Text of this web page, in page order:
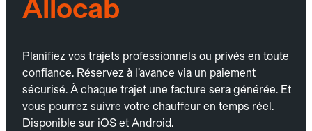
Allocab
Planifiez vos trajets professionnels ou privés en toute
confiance. Réservez à l’avance via un paiement
sécurisé. À chaque trajet une facture sera générée. Et
vous pourrez suivre votre chauffeur en temps réel.
Disponible sur iOS et Android.